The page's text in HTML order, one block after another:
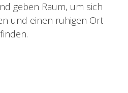
geben Raum, um sich
und einen ruhigen Ort